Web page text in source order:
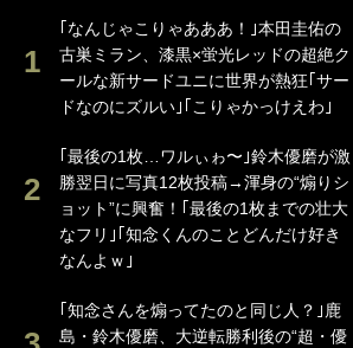
｢なんじゃこりゃあああ！｣本田圭佑の
古巣ミラン、漆黒×蛍光レッドの超絶ク
ールな新サードユニに世界が熱狂｢サー
ドなのにズルい｣｢こりゃかっけえわ｣
｢最後の1枚…ワルぃゎ〜｣鈴木優磨が激
勝翌日に写真12枚投稿→渾身の“煽りシ
ョット”に興奮！｢最後の1枚までの壮大
なフリ｣｢知念くんのことどんだけ好き
なんよｗ｣
｢知念さんを煽ってたのと同じ人？｣鹿
島・鈴木優磨、大逆転勝利後の“超・優